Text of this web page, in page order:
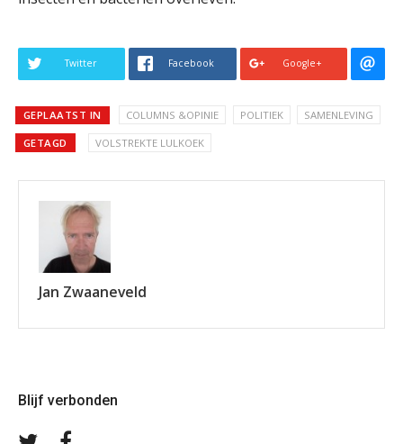
Twitter Facebook Google+
GEPLAATST IN COLUMNS &OPINIE POLITIEK SAMENLEVING
GETAGD VOLSTREKTE LULKOEK
Jan Zwaaneveld
Blijf verbonden
Volg